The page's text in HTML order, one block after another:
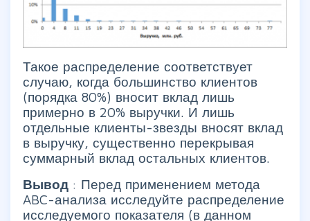
Такое распределение соответствует
случаю, когда большинство клиентов
(порядка 80%) вносит вклад лишь
примерно в 20% выручки. И лишь
отдельные клиенты-звезды вносят вклад
в выручку, существенно перекрывая
суммарный вклад остальных клиентов.
Вывод : Перед применением метода
ABC-анализа исследуйте распределение
исследуемого показателя (в данном